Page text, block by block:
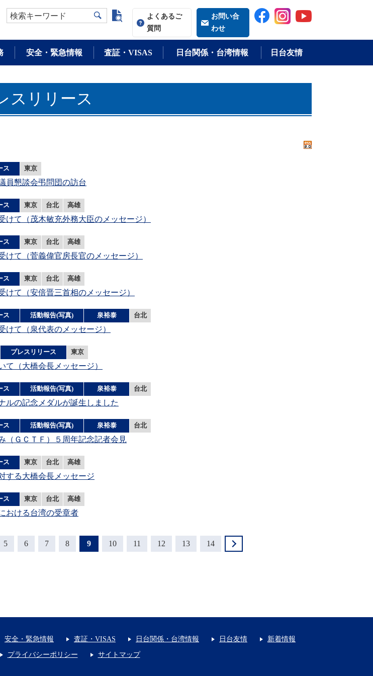
検索キーワード よく検索される語
よくあるご
質問
お問い合
わせ
安全・緊急情報 査証・VISAS 日台関係・台湾情報 日台友情
スリリース
ス 東京
員懇談会弔問団の訪台
ス 東京 台北 高雄
けて（茂木敏充外務大臣のメッセージ）
ス 東京 台北 高雄
けて（菅義偉官房長官のメッセージ）
ス 東京 台北 高雄
けて（安倍晋三首相のメッセージ）
ス 活動報告(写真) 泉裕泰 台北
けて（泉代表のメッセージ）
プレスリリース 東京
て（大橋会長メッセージ）
ス 活動報告(写真) 泉裕泰 台北
ルの記念メダルが誕生しました
ス 活動報告(写真) 泉裕泰 台北
（ＧＣＴＦ）５周年記念記者会見
ス 東京 台北 高雄
する大橋会長メッセージ
ス 東京 台北 高雄
おける台湾の受章者
5 6 7 8 9 10 11 12 13 14
安全・緊急情報 査証・VISAS 日台関係・台湾情報 日台友情 新着情報
プライバシーポリシー サイトマップ